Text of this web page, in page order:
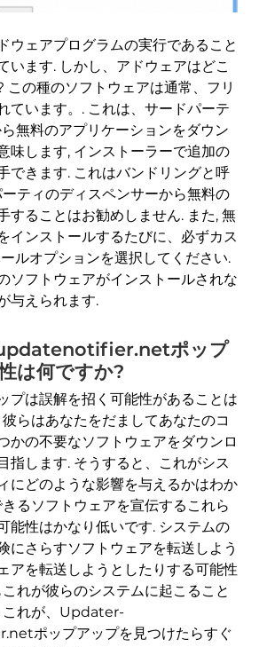
ウェアプログラムの実行であること
います. しかし、アドウェアはどこ
この種のソフトウェアは通常、フリ
ています。. これは、サードパーテ
無料のアプリケーションをダウン
味します, インストーラーで追加の
できます. これはバンドリングと呼
ティのディスペンサーから無料の
することはお勧めしません. また, 無
インストールするたびに、必ずカス
ルオプションを選択してください.
ソフトウェアがインストールされな
与えられます.
ポップ
は何ですか?
プは誤解を招く可能性があることは
らはあなたをだましてあなたのコ
かの不要なソフトウェアをダウンロ
指します. そうすると、これがシス
にどのような影響を与えるかはわか
るソフトウェアを宣伝するこれら
能性はかなり低いです. システムの
にさらすソフトウェアを転送しよう
アを転送しようとしたりする可能性
れが彼らのシステムに起こること
これが、Updater-
ポップアップを見つけたらすぐ